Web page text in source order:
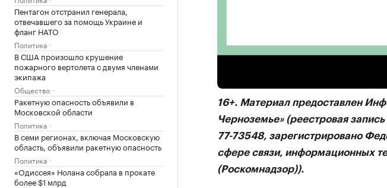
Пентагон отстранил генерала,
отвечавшего за помощь Украине и
фланг НАТО
Политика
В США произошло крушение
пожарного вертолета с двумя членами
экипажа
Общество
Ракетную опасность объявили в
Московской области
Политика
В семи регионах, включая Московскую
область, объявили ракетную опасность
Политика
«Одиссея» Нолана собрала в прокате
более $1 млрд
Подписывайтесь на РБК
16+. Материал предоставлен
Черноземье» (реестровая
77-73548, зарегистрировано
сфере связи, информационных
(Роскомнадзор)).